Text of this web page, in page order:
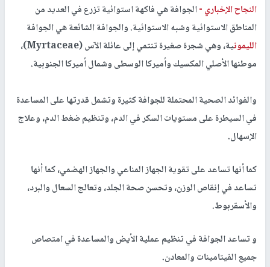
النجاح الإخباري -الجوافة هي فاكهة استوائية تزرع في العديد من
المناطق الاستوائية وشبه الاستوائية. والجوافة الشائعة هي الجوافة
الليمون
ية، وهي شجرة صغيرة تنتمي إلى عائلة الآس (Myrtaceae)،
موطنها الأصلي المكسيك وأميركا الوسطى وشمال أميركا الجنوبية.
​والفوائد الصحية المحتملة للجوافة كثيرة وتشمل قدرتها على المساعدة
في السيطرة على مستويات السكر في الدم، وتنظيم ضغط الدم، وعلاج
الإسهال.
كما أنها تساعد على تقوية الجهاز المناعي والجهاز الهضمي، كما أنها
تساعد في إنقاص الوزن، وتحسن صحة الجلد، وتعالج السعال والبرد،
والأسقربوط.
و تساعد الجوافة في تنظيم عملية الأيض والمساعدة في امتصاص
جميع الفيتامينات والمعادن.